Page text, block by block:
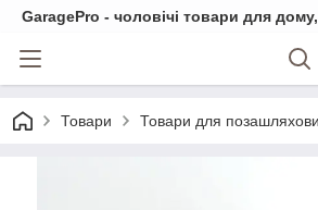
GaragePro - чоловічі товари для
Товари Товари для